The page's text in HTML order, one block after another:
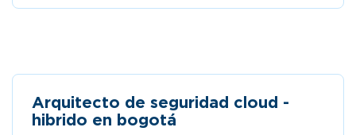
Arquitecto de seguridad cloud -
hibrido en bogotá